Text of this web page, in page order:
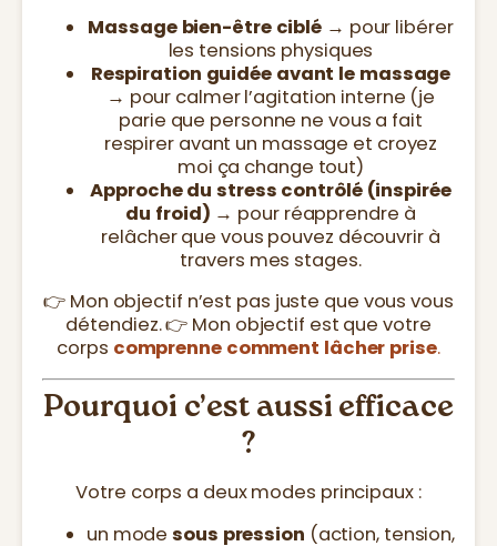
Massage bien-être ciblé → pour libérer
les tensions physiques
Respiration guidée avant le massage
→ pour calmer l’agitation interne (je
parie que personne ne vous a fait
respirer avant un massage et croyez
moi ça change tout)
Approche du stress contrôlé (inspirée
du froid) → pour réapprendre à
relâcher que vous pouvez découvrir à
travers mes stages.
👉 Mon objectif n’est pas juste que vous vous
détendiez. 👉 Mon objectif est que votre
corps comprenne comment lâcher prise.
Pourquoi c’est aussi efficace
?
Votre corps a deux modes principaux :
un modesous pression (action, tension,